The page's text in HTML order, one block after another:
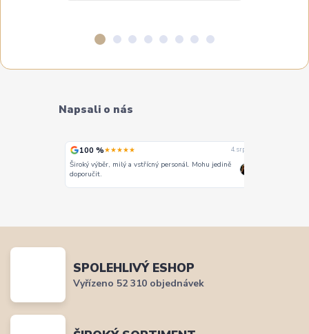
Napsali o nás
100 %★★★★★ 4. srpna
Široký výběr, milý a vstřícný personál. Mohu jedině
doporučit.
SPOLEHLIVÝ ESHOP
Vyřízeno 52 310 objednávek